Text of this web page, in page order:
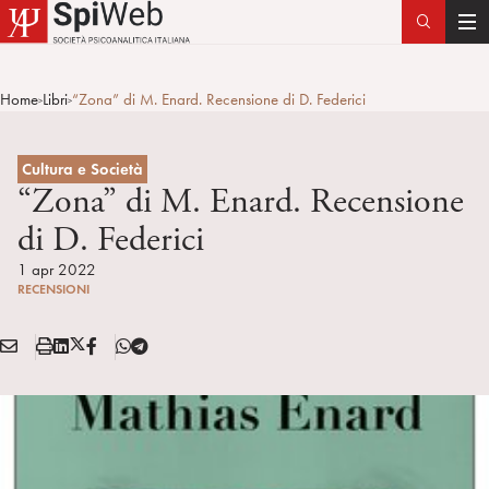
T
o
Home>Libri>“Zona” di M. Enard. Recensione di D. Federici
Cultura e Società
“Zona” di M. Enard. Recensione
di D. Federici
1 apr 2022
RECENSIONI
Condividi:
E
A
S
a
L
n
X
T
w
F
T
l
e